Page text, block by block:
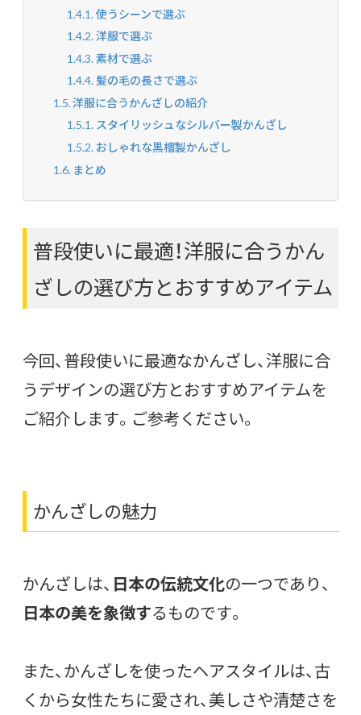
使うシーンで選ぶ
洋服で選ぶ
素材で選ぶ
髪の毛の長さで選ぶ
洋服に合うかんざしの紹介
スタイリッシュなシルバー製かんざし
おしゃれな黒檀製かんざし
まとめ
普段使いに最適！洋服に合うかん
ざしの選び方とおすすめアイテム
今回、普段使いに最適なかんざし、洋服に合
うデザインの選び方とおすすめアイテムを
ご紹介します。ご参考ください。
かんざしの魅力
かんざしは、 日本の伝統文化の一つであり、
日本の美を象徴するものです。
また、かんざしを使ったヘアスタイルは、古
くから女性たちに愛され、美しさや清楚さを